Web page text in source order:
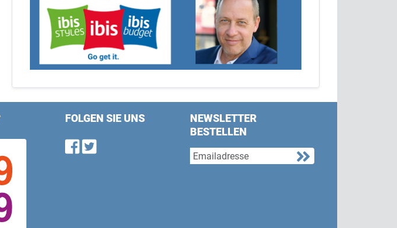
FOLGEN SIE UNS
Find us on Facebook
Follow us on Twitter
NEWSLETTER
BESTELLEN